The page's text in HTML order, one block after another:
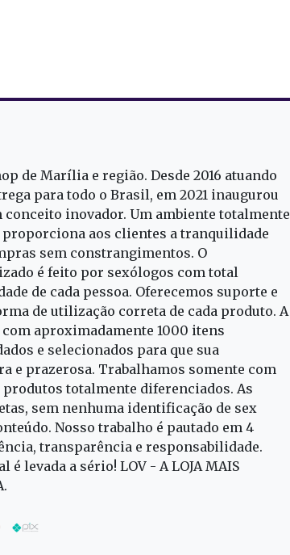
de Marília e região. Desde 2016 atuando
para todo o Brasil, em 2021 inaugurou
conceito inovador. Um ambiente totalmente
proporciona aos clientes a tranquilidade
sem constrangimentos. O
é feito por sexólogos com total
de cada pessoa. Oferecemos suporte e
de utilização correta de cada produto. A
aproximadamente 1000 itens
e selecionados para que sua
e prazerosa. Trabalhamos somente com
produtos totalmente diferenciados. As
sem nenhuma identificação de sex
Nosso trabalho é pautado em 4
transparência e responsabilidade.
é levada a sério! LOV - A LOJA MAIS